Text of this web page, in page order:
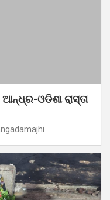
ଓଡିଶା ରାସ୍ତା